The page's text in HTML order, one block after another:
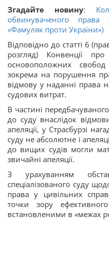
Згадайте новину:
обвинуваченого
«Фамуляк проти України»)
Відповідно до статті 6
розгляд) Конвенції
основоположних
зокрема на порушення
відмову у наданні права
судових витрат.
В частині
до суду внаслідок
апеляції, у Страсбурзі
суду не абсолютне і
до вищих судів могли
звичайні апеляції.
З урахуванням
спеціалізованого суду
права у цивільних
точки зору
встановленими в «межах